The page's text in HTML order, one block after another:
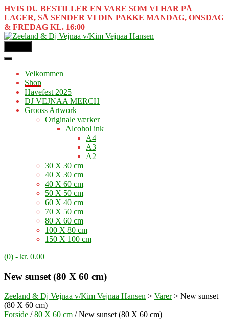
HVIS DU BESTILLER EN VARE SOM VI HAR PÅ
LAGER, SÅ SENDER VI DIN PAKKE MANDAG, ONSDAG
& FREDAG KL. 16:00
Velkommen
Shop
Havefest 2025
DJ VEJNAA MERCH
Grooss Artwork
Originale værker
Alcohol ink
A4
A3
A2
30 X 30 cm
40 X 30 cm
40 X 60 cm
50 X 50 cm
60 X 40 cm
70 X 50 cm
80 X 60 cm
100 X 80 cm
150 X 100 cm
(0) - kr. 0.00
New sunset (80 X 60 cm)
Zeeland & Dj Vejnaa v/Kim Vejnaa Hansen > Varer> New sunset
(80 X 60 cm)
Forside /80 X 60 cm / New sunset (80 X 60 cm)